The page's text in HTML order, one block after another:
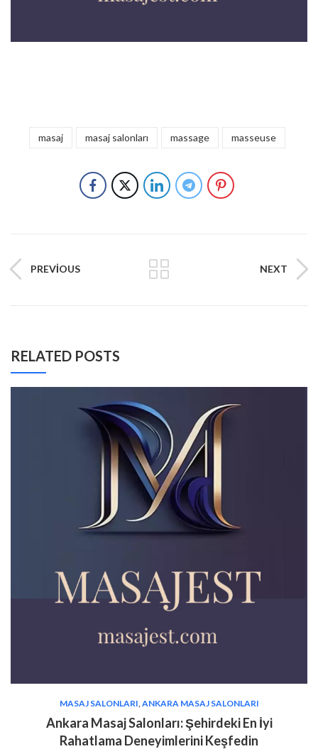
masaj masaj salonları massage masseuse
PREVIOUS NEXT
RELATED POSTS
MASAJ SALONLARI ANKARA MASAJ SALONLARI
Ankara Masaj Salonları: Şehirdeki En İyi
Rahatlama Deneyimlerini Keşfedin